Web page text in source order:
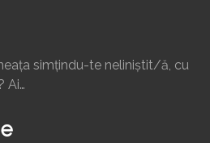
simțindu-te neliniștit/ă, cu
Ai…